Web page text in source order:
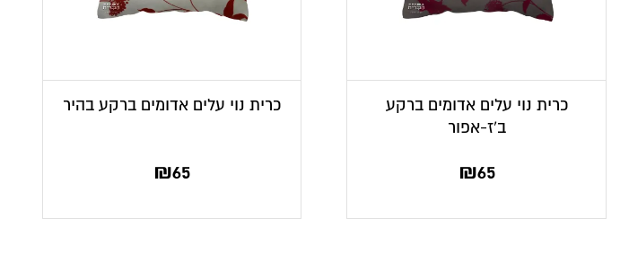
כרית נוי עלים אדומים ברקע
ב’ז-אפור
₪65
כרית נוי עלים אדומים ברקע בהיר
₪65